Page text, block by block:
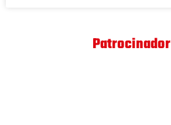
Patrocinador